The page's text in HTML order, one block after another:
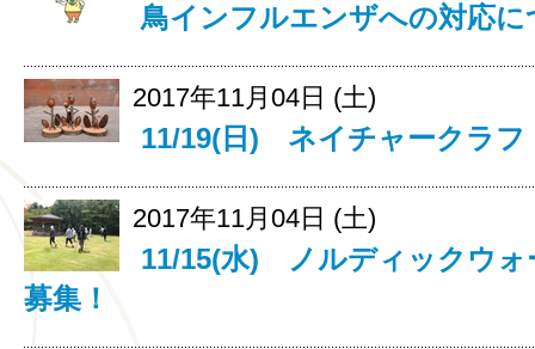
鳥インフルエンザへの対応に
2017年11月04日 (土)
11/19(日) ネイチャークラ
2017年11月04日 (土)
11/15(水) ノルディックウ
募集！